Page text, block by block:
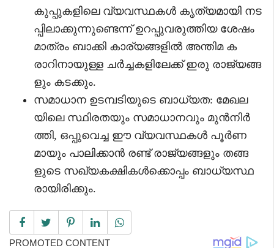
കുപ്പുകളിലെ വ്യവസ്ഥകൾ കൃത്യമായി നട
പ്പിലാക്കുന്നുണ്ടെന്ന് ഉറപ്പുവരുത്തിയ ശേഷം
മാത്രം ബാക്കി കാര്യങ്ങളിൽ അന്തിമ ക
രാറിനായുള്ള ചർച്ചകളിലേക്ക് ഇരു രാജ്യങ്ങ
ളും കടക്കും.
സമാധാന ഉടമ്പടിയുടെ ബാധ്യത: മേഖല
യിലെ സ്ഥിരതയും സമാധാനവും മുൻനിർ
ത്തി, ഒപ്പുവെച്ച ഈ വ്യവസ്ഥകൾ പൂർണ
മായും പാലിക്കാൻ രണ്ട് രാജ്യങ്ങളും തങ്ങ
ളുടെ സഖ്യകക്ഷികൾക്കൊപ്പം ബാധ്യസ്ഥ
രായിരിക്കും.